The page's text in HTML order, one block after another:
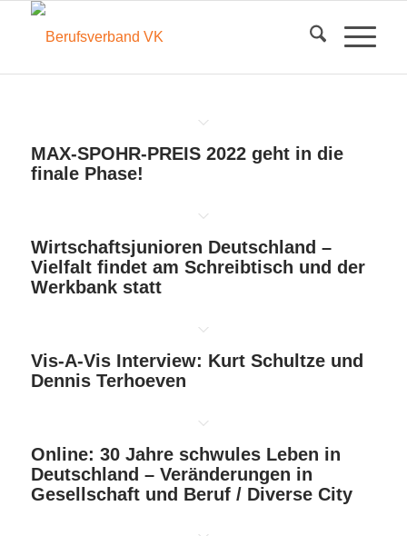
MAX-SPOHR-PREIS 2022 geht in die
finale Phase!
Wirtschaftsjunioren Deutschland –
Vielfalt findet am Schreibtisch und der
Werkbank statt
Vis-A-Vis Interview: Kurt Schultze und
Dennis Terhoeven
Online: 30 Jahre schwules Leben in
Deutschland – Veränderungen in
Gesellschaft und Beruf / Diverse City